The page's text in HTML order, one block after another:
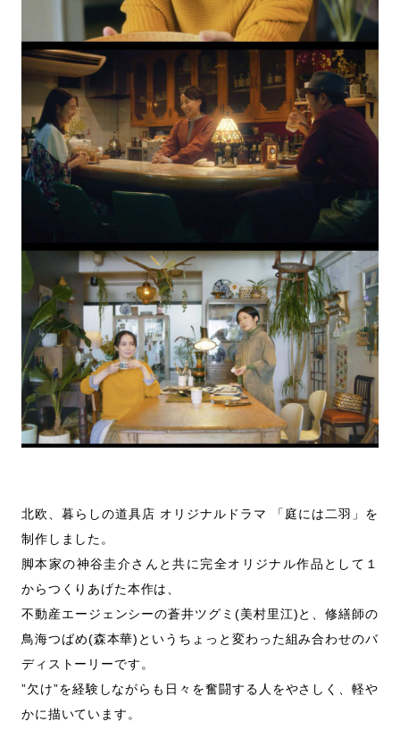
北欧、暮らしの道具店 オリジナルドラマ 「庭には二羽」を
制作しました。
脚本家の神谷圭介さんと共に完全オリジナル作品として１
からつくりあげた本作は、
不動産エージェンシーの蒼井ツグミ(美村里江)と、修繕師の
鳥海つばめ(森本華)というちょっと変わった組み合わせのバ
ディストーリーです。
”欠け”を経験しながらも日々を奮闘する人をやさしく、軽や
かに描いています。